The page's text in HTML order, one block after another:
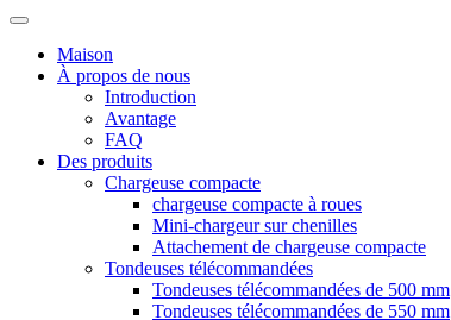
Maison
À propos de nous
Introduction
Avantage
FAQ
Des produits
Chargeuse compacte
chargeuse compacte à roues
Mini-chargeur sur chenilles
Attachement de chargeuse compacte
Tondeuses télécommandées
Tondeuses télécommandées de 500 mm
Tondeuses télécommandées de 550 mm